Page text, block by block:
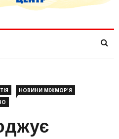
НОВИНИ МІЖМОР'Я